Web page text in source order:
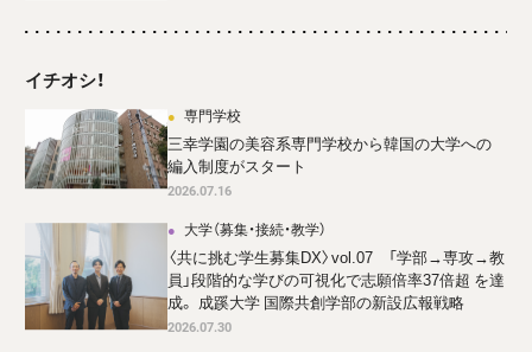
イチオシ！
専門学校
三幸学園の美容系専門学校から韓国の大学への
編入制度がスタート
2026.07.16
大学（募集・接続・教学）
〈共に挑む学生募集DX〉vol.07 「学部→専攻→教
員」段階的な学びの可視化で志願倍率37倍超 を達
成。 成蹊大学 国際共創学部の新設広報戦略
2026.07.30